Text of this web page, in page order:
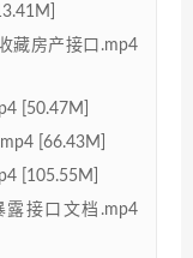
藏房产接口.mp4
[50.47M]
[66.43M]
[105.55M]
露接口文档.mp4